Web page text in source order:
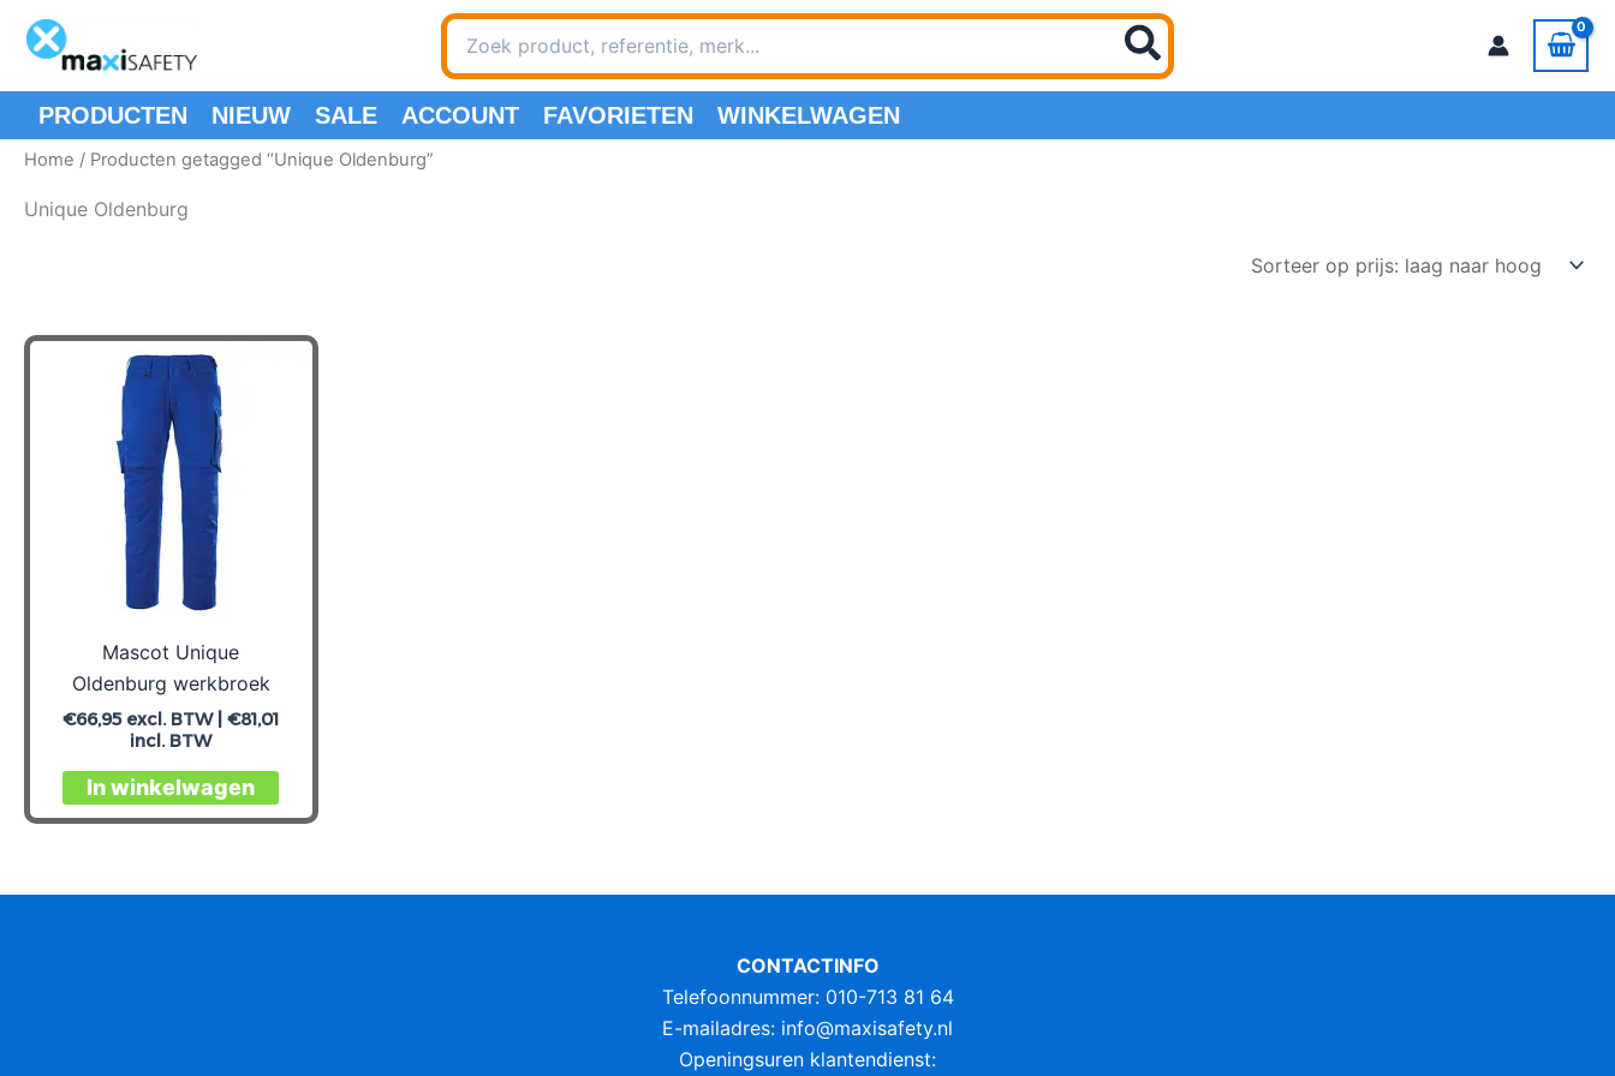
naar
inhoud
Zoeken
naar:
PRODUCTEN NIEUW SALE ACCOUNT FAVORIETEN WINKELWAGEN
Home / Producten getagged “Unique Oldenburg”
Unique Oldenburg
Mascot Unique
Oldenburg werkbroek
€66,95excl. BTW |€81,01
incl. BTW
In winkelwagen
Dit
product
variaties.
CONTACTINFO
Telefoonnummer: 010-713 81 64
E-mailadres: info@maxisafety.nl
Openingsuren klantendienst: